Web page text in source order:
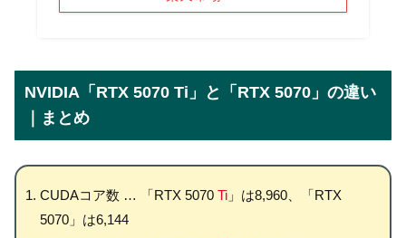
NVIDIA「RTX 5070 Ti」と「RTX 5070」の違い
｜まとめ
CUDAコア数 … 「RTX 5070Ti」は8,960、「RTX
5070」は6,144